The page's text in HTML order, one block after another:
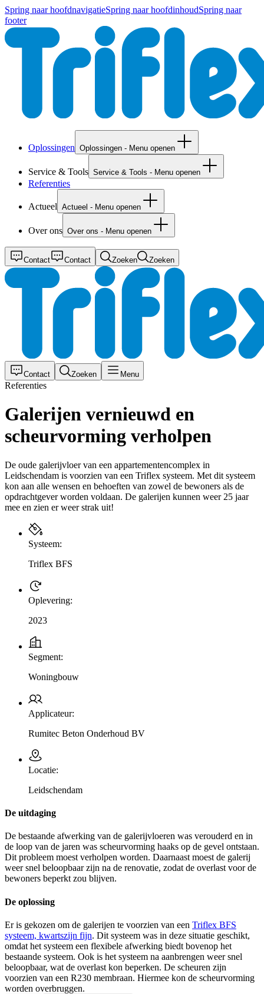
Spring naar hoofdnavigatieSpring naar hoofdinhoudSpring naar
footer
Oplossingen Oplossingen - Menu openen
Service & Tools Service & Tools - Menu openen
Referenties
Actueel Actueel - Menu openen
Over ons Over ons - Menu openen
Contact Contact Zoeken Zoeken
Contact Zoeken Menu
Referenties
Galerijen vernieuwd en
scheurvorming verholpen
De oude galerijvloer van een appartementencomplex in
Leidschendam is voorzien van een Triflex systeem. Met dit systeem
kon aan alle wensen en behoeften van zowel de bewoners als de
opdrachtgever worden voldaan. De galerijen kunnen weer 25 jaar
mee en zien er weer strak uit!
Systeem:
Triflex BFS
Oplevering:
2023
Segment:
Woningbouw
Applicateur:
Rumitec Beton Onderhoud BV
Locatie:
Leidschendam
De uitdaging
De bestaande afwerking van de galerijvloeren was verouderd en in
de loop van de jaren was scheurvorming haaks op de gevel ontstaan.
Dit probleem moest verholpen worden. Daarnaast moest de galerij
weer snel beloopbaar zijn na de renovatie, zodat de overlast voor de
bewoners beperkt zou blijven.
De oplossing
Er is gekozen om de galerijen te voorzien van een Triflex BFS
systeem, kwartszijn fijn. Dit systeem was in deze situatie geschikt,
omdat het systeem een flexibele afwerking biedt bovenop het
bestaande systeem. Ook is het systeem na aanbrengen weer snel
beloopbaar, wat de overlast kon beperken. De scheuren zijn
voorzien van een R230 membraan. Hiermee kon de scheurvorming
worden overbruggen.